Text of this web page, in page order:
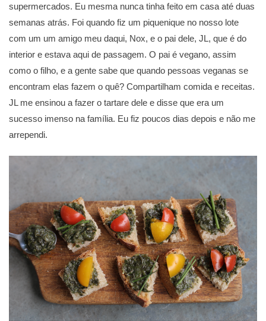
supermercados. Eu mesma nunca tinha feito em casa até duas
semanas atrás. Foi quando fiz um piquenique no nosso lote
com um um amigo meu daqui, Nox, e o pai dele, JL, que é do
interior e estava aqui de passagem. O pai é vegano, assim
como o filho, e a gente sabe que quando pessoas veganas se
encontram elas fazem o quê? Compartilham comida e receitas.
JL me ensinou a fazer o tartare dele e disse que era um
sucesso imenso na família. Eu fiz poucos dias depois e não me
arrependi.